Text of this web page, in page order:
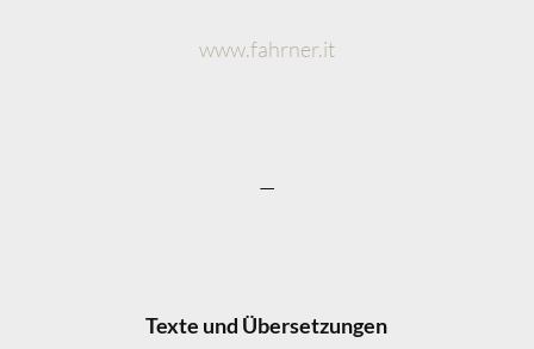
www.fahrner.it
—
Texte und Übersetzungen